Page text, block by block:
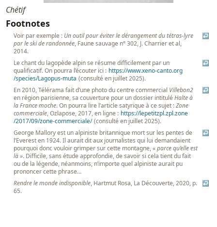
Chétif
Footnotes
Voir par exemple : Un outil pour éviter le dérangement du tétras-lyre
par le ski de randonnée, Faune sauvage n° 302, J. Charrier et al,
2014.
↩
Le chant du lagopède alpin se résume difficilement par un
qualificatif. On pourra l’écouter ici : https://www.xeno-canto.org
/species/Lagopus-muta (consulté en juillet 2025).
↩
En 2010, Télérama fait d’une photo du centre commercial Villebon2
en région parisienne, sa couverture pour un dossier intitulé Halte à
la France moche. On pourra lire l’article satyrique à ce sujet :Zone
commerciale, Ozlapose, 2017, en ligne : https://lepetitzpl.zpl.zone
/2017/09/zone-commerciale/ (consulté en juillet 2025).
↩
George Mallory est un alpiniste britannique mort sur les pentes de
l’Everest en 1924. Il aurait dit aux journalistes qui lui demandaient
pourquoi donc vouloir grimper sur cette montagne, «parce qu’elle est
là». Difficile, sans étude approfondie, de savoir si cela tient du fait
ou de la légende, néanmoins, n’importe quel alpiniste aurait pu
prononcer cette phrase…
↩
Rendre le monde indisponible, Hartmut Rosa, La Découverte, 2020, p.
65.
↩